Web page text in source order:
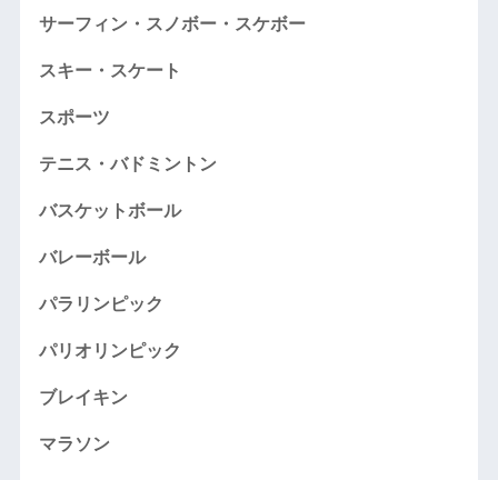
サーフィン・スノボー・スケボー
スキー・スケート
スポーツ
テニス・バドミントン
バスケットボール
バレーボール
パラリンピック
パリオリンピック
ブレイキン
マラソン